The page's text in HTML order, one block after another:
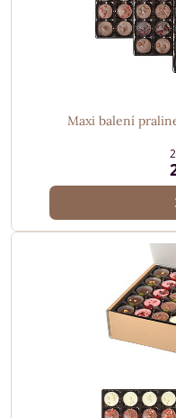
Maxi balení